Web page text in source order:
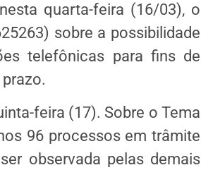
quarta-feira (16/03), o
sobre a possibilidade
telefônicas para fins de
feira (17). Sobre o Tema
96 processos em trâmite
observada pelas demais